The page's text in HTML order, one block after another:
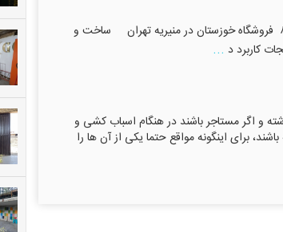
ساخت بالابر هیدرولیک در منیریه نصب بالابر هیدرولیک با توان ۳۰۰ کیلوگرم در ابعاد ۶۸×۸۰ فروشگاه خوزستان در منیریه تهران ساخت و
کاربرد د ...
و اگر مستاجر باشند در هنگام اسباب کشی و
برای اینگونه مواقع حتما یکی از آن ها را